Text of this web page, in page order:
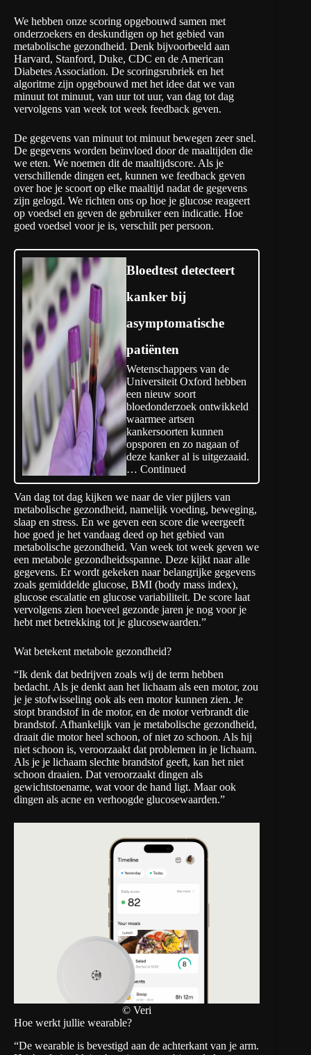
We hebben onze scoring opgebouwd samen met
onderzoekers en deskundigen op het gebied van
metabolische gezondheid. Denk bijvoorbeeld aan
Harvard, Stanford, Duke, CDC en de American
Diabetes Association. De scoringsrubriek en het
algoritme zijn opgebouwd met het idee dat we van
minuut tot minuut, van uur tot uur, van dag tot dag
vervolgens van week tot week feedback geven.
De gegevens van minuut tot minuut bewegen zeer snel.
De gegevens worden beïnvloed door de maaltijden die
we eten. We noemen dit de maaltijdscore. Als je
verschillende dingen eet, kunnen we feedback geven
over hoe je scoort op elke maaltijd nadat de gegevens
zijn gelogd. We richten ons op hoe je glucose reageert
op voedsel en geven de gebruiker een indicatie. Hoe
goed voedsel voor je is, verschilt per persoon.
Bloedtest detecteert
kanker bij
asymptomatische
patiënten
Wetenschappers van de
Universiteit Oxford hebben
een nieuw soort
bloedonderzoek ontwikkeld
waarmee artsen
kankersoorten kunnen
opsporen en zo nagaan of
deze kanker al is uitgezaaid.
… Continued
Van dag tot dag kijken we naar de vier pijlers van
metabolische gezondheid, namelijk voeding, beweging,
slaap en stress. En we geven een score die weergeeft
hoe goed je het vandaag deed op het gebied van
metabolische gezondheid. Van week tot week geven we
een metabole gezondheidsspanne. Deze kijkt naar alle
gegevens. Er wordt gekeken naar belangrijke gegevens
zoals gemiddelde glucose, BMI (body mass index),
glucose escalatie en glucose variabiliteit. De score laat
vervolgens zien hoeveel gezonde jaren je nog voor je
hebt met betrekking tot je glucosewaarden.”
Wat betekent metabole gezondheid?
“Ik denk dat bedrijven zoals wij de term hebben
bedacht. Als je denkt aan het lichaam als een motor, zou
je je stofwisseling ook als een motor kunnen zien. Je
stopt brandstof in de motor, en de motor verbrandt die
brandstof. Afhankelijk van je metabolische gezondheid,
draait die motor heel schoon, of niet zo schoon. Als hij
niet schoon is, veroorzaakt dat problemen in je lichaam.
Als je je lichaam slechte brandstof geeft, kan het niet
schoon draaien. Dat veroorzaakt dingen als
gewichtstoename, wat voor de hand ligt. Maar ook
dingen als acne en verhoogde glucosewaarden.”
© Veri
Hoe werkt jullie wearable?
“De wearable is bevestigd aan de achterkant van je arm.